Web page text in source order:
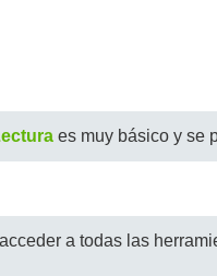
es muy básico y se
a todas las